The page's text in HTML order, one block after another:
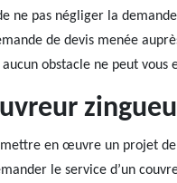
ne pas négliger la
de devis menée
obstacle ne peut
mettre en œuvre un projet
le service d’un